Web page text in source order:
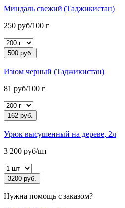
Миндаль свежий (Таджикистан)
250 руб/100 г
500 руб.
Изюм черный (Таджикистан)
81 руб/100 г
162 руб.
Урюк высушенный на дереве, 2л
3 200 руб/шт
3200 руб.
Нужна помощь с заказом?